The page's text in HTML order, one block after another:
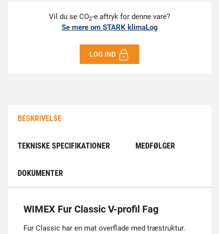
Vil du se CO2-e aftryk for denne vare?
Se mere om STARK klimaLog
LOG IND
BESKRIVELSE
TEKNISKE SPECIFIKATIONER MEDFØLGER
DOKUMENTER
WIMEX Fur Classic V-profil Fag
Fur Classic har en mat overflade med træstruktur.